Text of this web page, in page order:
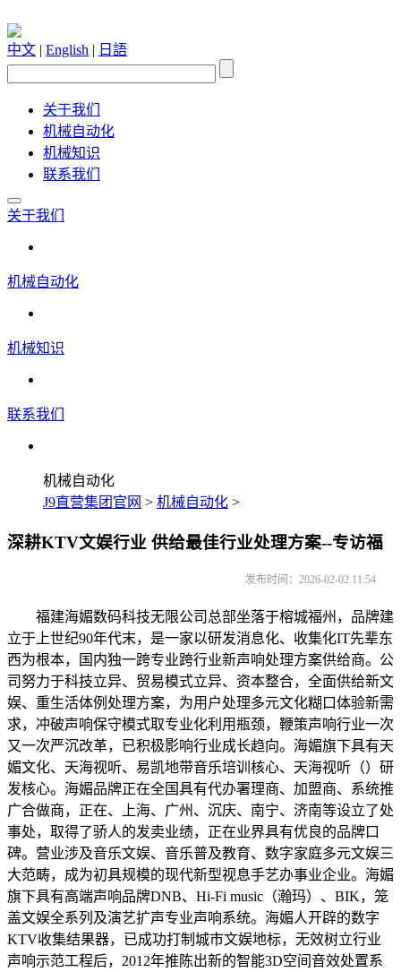
中文 | English | 日語
关于我们
机械自动化
机械知识
联系我们
关于我们
机械自动化
机械知识
联系我们
机械自动化
J9直营集团官网 > 机械自动化 >
深耕KTV文娱行业 供给最佳行业处理方案--专访福
发布时间：2026-02-02 11:54
福建海媚数码科技无限公司总部坐落于榕城福州，品牌建
立于上世纪90年代末，是一家以研发消息化、收集化IT先辈东
西为根本，国内独一跨专业跨行业新声响处理方案供给商。公
司努力于科技立异、贸易模式立异、资本整合，全面供给新文
娱、重生活体例处理方案，为用户处理多元文化糊口体验新需
求，冲破声响保守模式取专业化利用瓶颈，鞭策声响行业一次
又一次严沉改革，已积极影响行业成长趋向。海媚旗下具有天
媚文化、天海视听、易凯地带音乐培训核心、天海视听（）研
发核心。海媚品牌正在全国具有代办署理商、加盟商、系统推
广合做商，正在、上海、广州、沉庆、南宁、济南等设立了处
事处，取得了骄人的发卖业绩，正在业界具有优良的品牌口
碑。营业涉及音乐文娱、音乐普及教育、数字家庭多元文娱三
大范畴，成为初具规模的现代新型视息手艺办事业企业。海媚
旗下具有高端声响品牌DNB、Hi-Fi music（瀚玛）、BIK，笼
盖文娱全系列及演艺扩声专业声响系统。海媚人开辟的数字
KTV收集结果器，已成功打制城市文娱地标，无效树立行业
声响示范工程后，2012年推陈出新的智能3D空间音效处置系